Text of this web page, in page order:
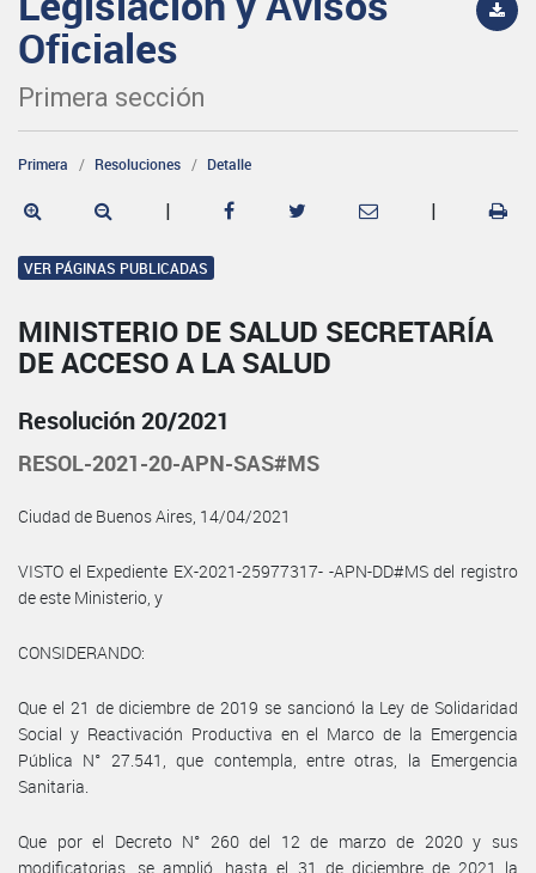
Oficiales
Primera sección
Primera Resoluciones Detalle
| |
VER PÁGINAS PUBLICADAS
MINISTERIO DE SALUD SECRETARÍA
DE ACCESO A LA SALUD
Resolución 20/2021
RESOL-2021-20-APN-SAS#MS
Ciudad de Buenos Aires, 14/04/2021
VISTO el Expediente EX-2021-25977317- -APN-DD#MS del registro
de este Ministerio, y
CONSIDERANDO:
Que el 21 de diciembre de 2019 se sancionó la Ley de Solidaridad
Social y Reactivación Productiva en el Marco de la Emergencia
Pública N° 27.541, que contempla, entre otras, la Emergencia
Sanitaria.
Que por el Decreto N° 260 del 12 de marzo de 2020 y sus
modificatorias, se amplió, hasta el 31 de diciembre de 2021 la